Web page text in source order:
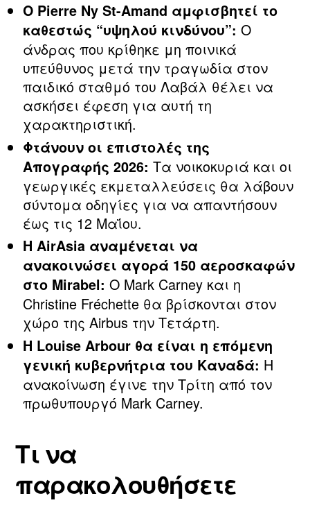
Ο Pierre Ny St-Amand αμφισβητεί το
καθεστώς “υψηλού κινδύνου”: Ο
άνδρας που κρίθηκε μη ποινικά
υπεύθυνος μετά την τραγωδία στον
παιδικό σταθμό του Λαβάλ θέλει να
ασκήσει έφεση για αυτή τη
χαρακτηριστική.
Φτάνουν οι επιστολές της
Απογραφής 2026: Τα νοικοκυριά και οι
γεωργικές εκμεταλλεύσεις θα λάβουν
σύντομα οδηγίες για να απαντήσουν
έως τις 12 Μαΐου.
Η AirAsia αναμένεται να
ανακοινώσει αγορά 150 αεροσκαφών
στο Mirabel: Ο Mark Carney και η
Christine Fréchette θα βρίσκονται στον
χώρο της Airbus την Τετάρτη.
Η Louise Arbour θα είναι η επόμενη
γενική κυβερνήτρια του Καναδά: Η
ανακοίνωση έγινε την Τρίτη από τον
πρωθυπουργό Mark Carney.
Τι να
παρακολουθήσετε